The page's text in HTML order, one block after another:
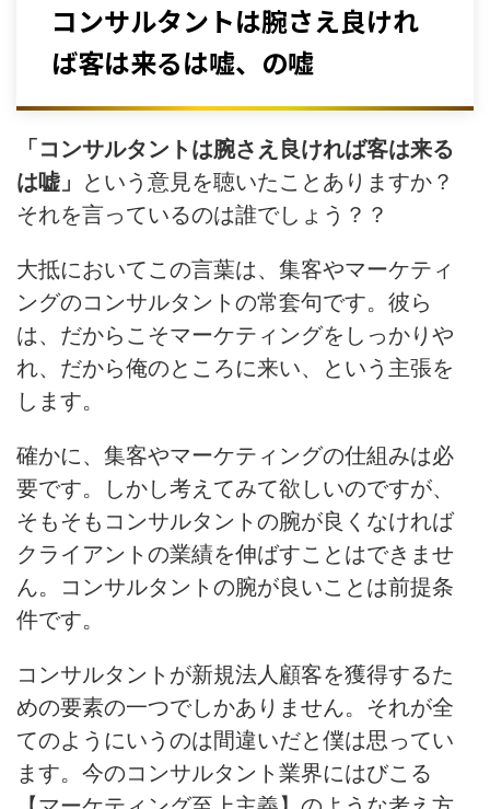
コンサルタントは腕さえ良けれ
ば客は来るは嘘、の嘘
「コンサルタントは腕さえ良ければ客は来る
は嘘」 という意見を聴いたことありますか？
それを言っているのは誰でしょう？？
大抵においてこの言葉は、集客やマーケティ
ングのコンサルタントの常套句です。彼ら
は、だからこそマーケティングをしっかりや
れ、だから俺のところに来い、という主張を
します。
確かに、集客やマーケティングの仕組みは必
要です。
しかし考えてみて欲しいのですが、
そもそもコンサルタントの腕が良くなければ
クライアントの業績を伸ばすことはできませ
ん。コンサルタントの腕が良いことは前提条
件です。
コンサルタントが新規法人顧客を獲得するた
めの要素の一つでしかありません。それが全
てのようにいうのは間違いだと僕は思ってい
ます。今のコンサルタント業界にはびこる